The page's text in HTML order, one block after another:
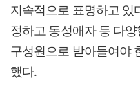
지속적으로 표명하고 있
정하고 동성애자 등 다
구성원으로 받아들여야
했다.